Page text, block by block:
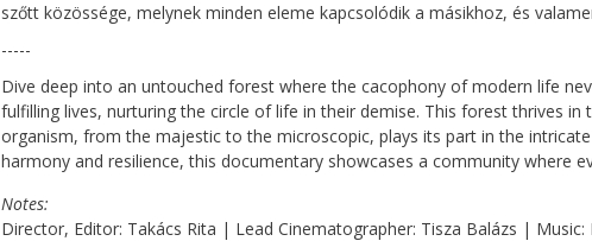
szőtt közössége, melynek minden eleme kapcsolódik a másikhoz, és
-----
Dive deep into an untouched forest where the cacophony of modern life
fulfilling lives, nurturing the circle of life in their demise. This forest thrives
organism, from the majestic to the microscopic, plays its part in the
harmony and resilience, this documentary showcases a community where
Notes
Director, Editor: Takács Rita | Lead Cinematographer: Tisza Balázs |